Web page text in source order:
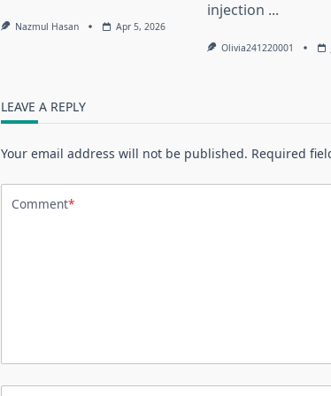
Nazmul Hasan Apr 5, 2026
injection ...
Olivia241220001
LEAVE A REPLY
Your email address will not be published. Required
Comment*